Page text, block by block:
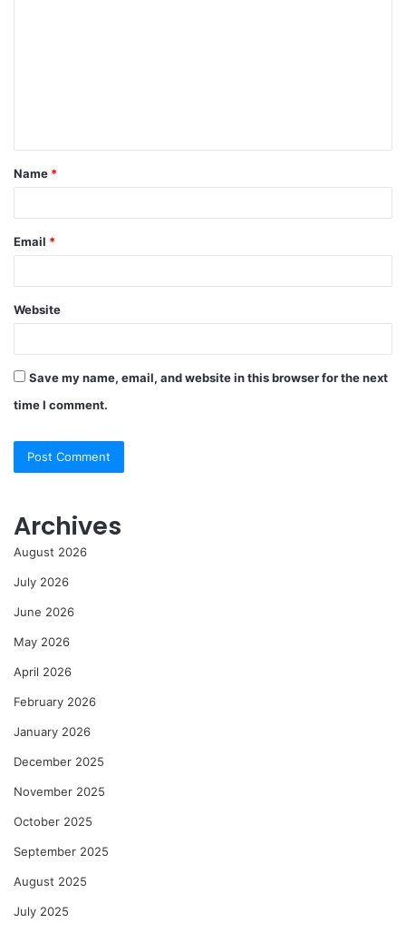
t
*
Name *
Email *
Website
Save my name, email, and website in this browser for the next
time I comment.
Archives
August 2026
July 2026
June 2026
May 2026
April 2026
February 2026
January 2026
December 2025
November 2025
October 2025
September 2025
August 2025
July 2025